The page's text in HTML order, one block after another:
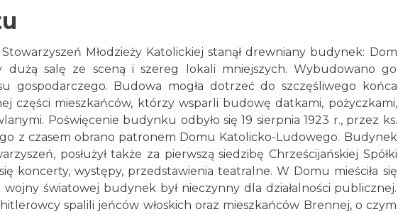
Młodzieży Katolickiej stanął drewniany budynek: Dom
dużą salę ze sceną i szereg lokali mniejszych. Wybudowano go
gospodarczego. Budowa mogła dotrzeć do szczęśliwego końca
części mieszkańców, którzy wsparli budowę datkami, pożyczkami,
Poświęcenie budynku odbyło się 19 sierpnia 1923 r., przez ks.
z czasem obrano patronem Domu Katolicko-Ludowego. Budynek
posłużył także za pierwszą siedzibę Chrześcijańskiej Spółki
koncerty, występy, przedstawienia teatralne. W Domu mieściła się
światowej budynek był nieczynny dla działalności publicznej.
spalili jeńców włoskich oraz mieszkańców Brennej, o czym